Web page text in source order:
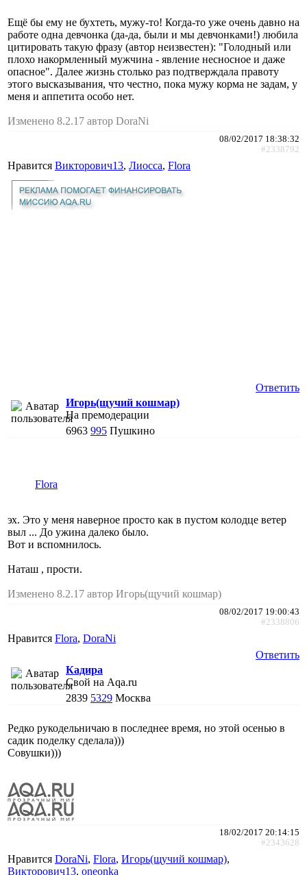
Ещё бы ему не бухтеть, мужу-то! Когда-то уже очень давно на
работе одна девчонка (да-да, были и мы девчонками!) любила
цитировать такую фразу (автор неизвестен): "Голодный или
плохо накормленный мужчина - явление несносное и даже
опасное". Далее жизнь столько раз подтверждала правоту
этого высказывания, что честно, пока мужу корма не задам, у
меня и аппетита особо нет.
Изменено 8.2.17 автор DoraNi
08/02/2017 18:38:32
#2338792
Нравится Викторович13, Лиосса, Flora
Ответить
Игорь(щучий кошмар)
На премодерации
6963 995 Пушкино
Flora
эх. Это у меня наверное просто как в пустом колодце ветер
выл ... До ужина далеко было.
Вот и вспомнилось.
Наташ , прости.
Изменено 8.2.17 автор Игорь(щучий кошмар)
08/02/2017 19:00:43
#2338806
Нравится Flora, DoraNi
Ответить
Кадира
Свой на Aqa.ru
2839 5329 Москва
Редко рукодельничаю в последнее время, но этой осенью в
садик поделку сделала)))
Совушки)))
18/02/2017 20:14:15
#2343628
Нравится DoraNi, Flora, Игорь(щучий кошмар),
Викторович13, oneonka